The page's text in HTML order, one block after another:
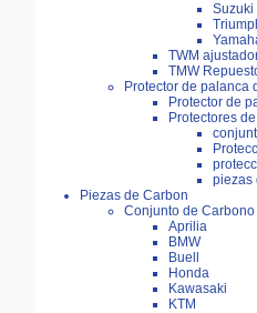
Suzuki
TWM
TMW
Protector de palanca
Protector de
Protectores
piezas
Piezas de Carbon
Conjunto de Carbono
Aprilia
BMW
Buell
Honda
Kawasaki
KTM